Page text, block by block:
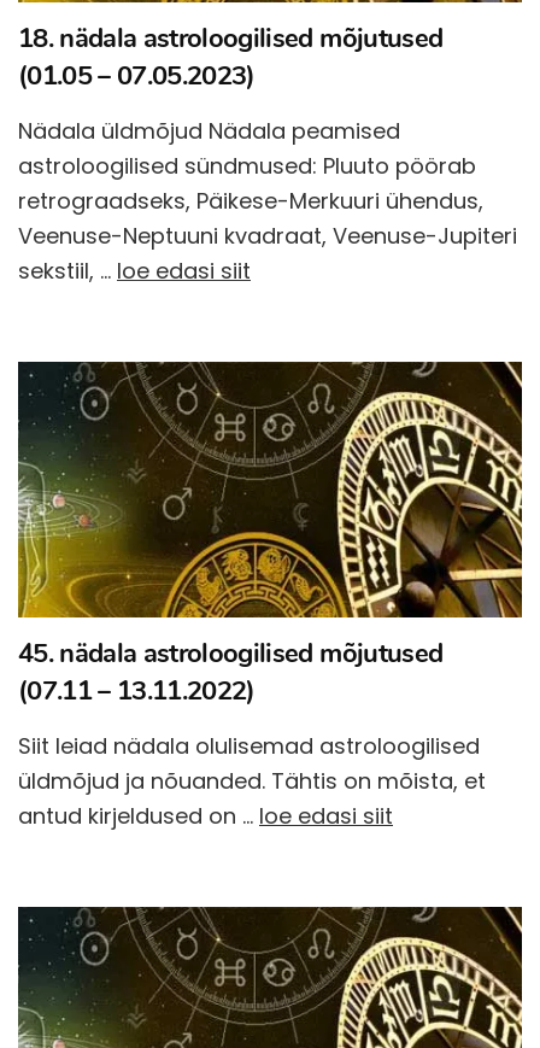
18. nädala astroloogilised mõjutused
(01.05 – 07.05.2023)
Nädala üldmõjud Nädala peamised
astroloogilised sündmused: Pluuto pöörab
retrograadseks, Päikese-Merkuuri ühendus,
Veenuse-Neptuuni kvadraat, Veenuse-Jupiteri
sekstiil, … loe edasi siit
45. nädala astroloogilised mõjutused
(07.11 – 13.11.2022)
Siit leiad nädala olulisemad astroloogilised
üldmõjud ja nõuanded. Tähtis on mõista, et
antud kirjeldused on … loe edasi siit